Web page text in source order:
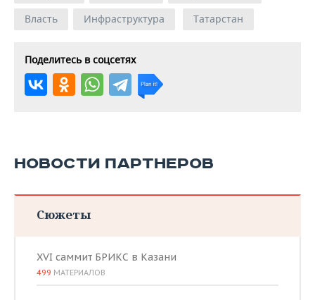
Власть
Инфраструктура Татарстан
Поделитесь в соцсетях
НОВОСТИ ПАРТНЕРОВ
Сюжеты
XVI саммит БРИКС в Казани
499 МАТЕРИАЛОВ